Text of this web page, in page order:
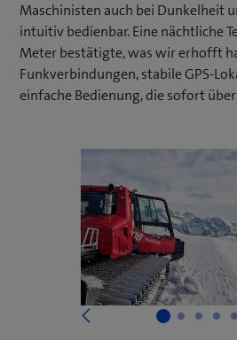
Maschinisten auch bei Dunkelheit
intuitiv bedienbar. Eine nächtliche
Meter bestätigte, was wir erhofft
Funkverbindungen, stabile GPS-
einfache Bedienung, die sofort